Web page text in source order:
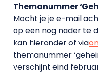
Themanummer
Mocht je je e-mail
op een nog nader te
kan hieronder of via
themanummer
verschijnt eind